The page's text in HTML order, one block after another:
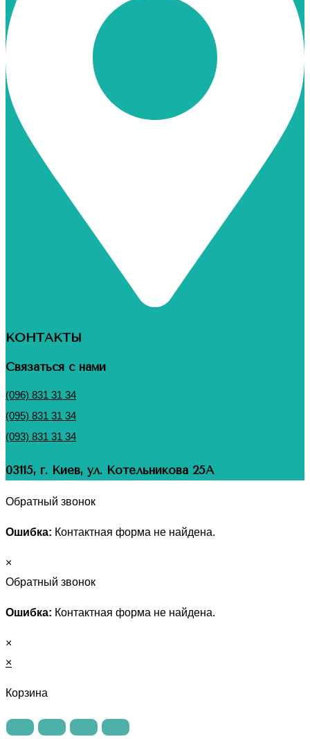
КОНТАКТЫ
Связаться с нами
(096) 831 31 34
(095) 831 31 34
(093) 831 31 34
03115, г. Киев, ул. Котельникова 25А
Обратный звонок
Ошибка: Контактная форма не найдена.
×
Обратный звонок
Ошибка: Контактная форма не найдена.
×
×
Корзина